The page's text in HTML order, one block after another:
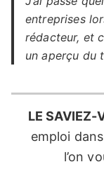
entreprises
rédacteur, et
un aperçu du
LE SAVIEZ-
emploi
l’on